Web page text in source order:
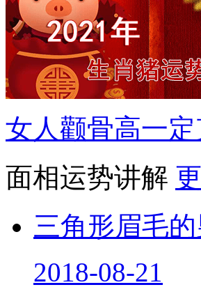
女人颧骨高一
面相运势讲解
三角形眉毛
2018-08-21